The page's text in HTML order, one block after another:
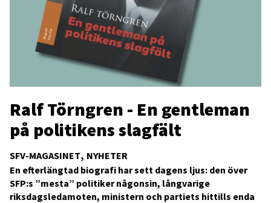
SFV-MAGASINET NYHETER
Ralf Törngren - En gentleman
på politikens slagfält
En efterlängtad biografi har sett dagens ljus: den över
SFP:s ”mesta” politiker någonsin, långvarige
riksdagsledamoten, ministern och partiets hittills enda